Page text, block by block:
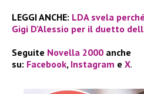
LEGGI ANCHE: LDA svela
Gigi D’Alessio per il duetto
Seguite Novella 2000 anche
su: Facebook, Instagram e X.